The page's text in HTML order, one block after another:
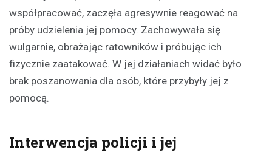
współpracować, zaczęła agresywnie reagować na
próby udzielenia jej pomocy. Zachowywała się
wulgarnie, obrażając ratowników i próbując ich
fizycznie zaatakować. W jej działaniach widać było
brak poszanowania dla osób, które przybyły jej z
pomocą.
Interwencja policji i jej